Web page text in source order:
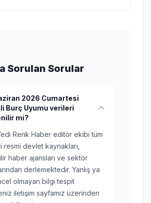
Sorulan Sorular
2026 Cumartesi
Burç Uyumu verileri
mi?
Renk Haber editör ekibi tüm
resmi devlet kaynakları,
haber ajansları ve sektör
derlemektedir. Yanlış ya
olmayan bilgi tespit
iletişim sayfamız üzerinden